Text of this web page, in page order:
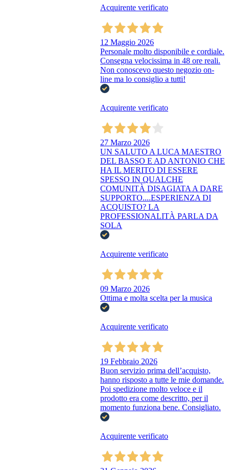
Acquirente verificato
12 Maggio 2026
Personale molto disponibile e cordiale.
Consegna velocissima in 48 ore reali.
Non conoscevo questo negozio on-
line ma lo consiglio a tutti!
Acquirente verificato
27 Marzo 2026
UN SALUTO A LUCA MAESTRO
DEL BASSO E AD ANTONIO CHE
HA IL MERITO DI ESSERE
SPESSO IN QUALCHE
COMUNITÀ DISAGIATA A DARE
SUPPORTO....ESPERIENZA DI
ACQUISTO? LA
PROFESSIONALITÀ PARLA DA
SOLA
Acquirente verificato
09 Marzo 2026
Ottima e molta scelta per la musica
Acquirente verificato
19 Febbraio 2026
Buon servizio prima dell’acquisto,
hanno risposto a tutte le mie domande.
Poi spedizione molto veloce e il
prodotto era come descritto, per il
momento funziona bene. Consigliato.
Acquirente verificato